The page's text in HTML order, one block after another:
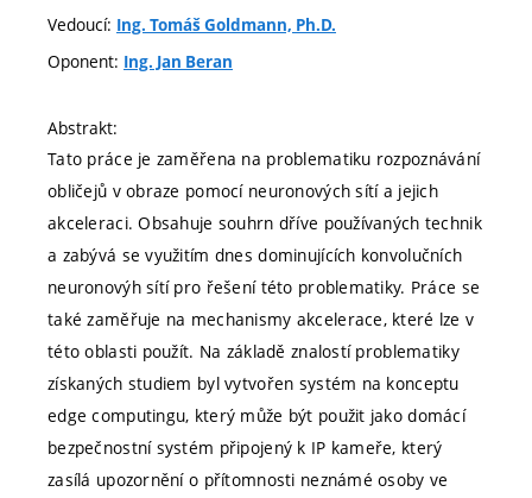
Vedoucí: Ing. Tomáš Goldmann, Ph.D.
Oponent: Ing. Jan Beran
Abstrakt:
Tato práce je zaměřena na problematiku rozpoznávání
obličejů v obraze pomocí neuronových sítí a jejich
akceleraci. Obsahuje souhrn dříve používaných technik
a zabývá se využitím dnes dominujících konvolučních
neuronovýh sítí pro řešení této problematiky. Práce se
také zaměřuje na mechanismy akcelerace, které lze v
této oblasti použít. Na základě znalostí problematiky
získaných studiem byl vytvořen systém na konceptu
edge computingu, který může být použit jako domácí
bezpečnostní systém připojený k IP kameře, který
zasílá upozornění o přítomnosti neznámé osoby ve